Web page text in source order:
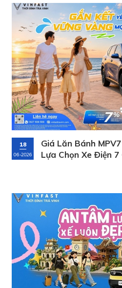
18
06-2026
Giá Lăn Bánh
Lựa Chọn Xe Điện